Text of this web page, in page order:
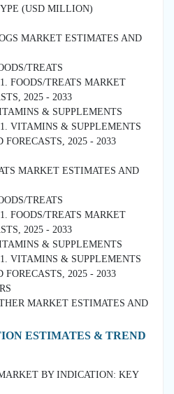
(USD MILLION)
ESTIMATES AND
TREATS MARKET
2025 - 2033
& SUPPLEMENTS
& SUPPLEMENTS
2025 - 2033
ESTIMATES AND
TREATS MARKET
2025 - 2033
& SUPPLEMENTS
& SUPPLEMENTS
2025 - 2033
ESTIMATES AND
ESTIMATES & TREND
BY INDICATION: KEY